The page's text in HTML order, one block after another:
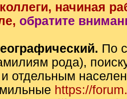
начиная
обратите
По
рода),
и отдельным
https://